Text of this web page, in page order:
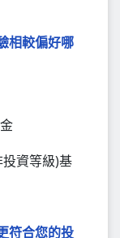
相較偏好哪
資等級)基
符合您的投